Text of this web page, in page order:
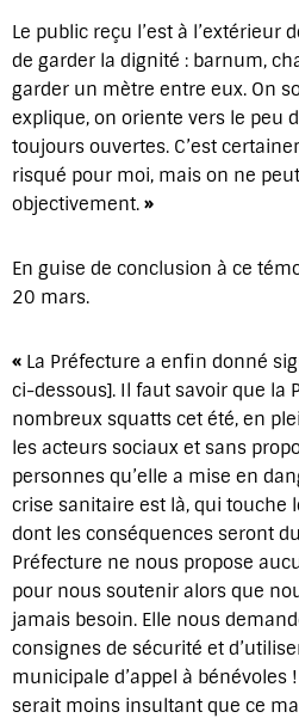
Le public reçu l’est à l’extérieur
de garder la dignité : barnum,
garder un mètre entre eux. On
explique, on oriente vers le peu
toujours ouvertes. C’est
risqué pour moi, mais on ne
objectivement. »
En guise de conclusion à ce
20 mars.
« La Préfecture a enfin donné
ci-dessous]. Il faut savoir que la
nombreux squatts cet été, en
les acteurs sociaux et sans
personnes qu’elle a mise en
crise sanitaire est là, qui touche
dont les conséquences seront
Préfecture ne nous propose
pour nous soutenir alors que
jamais besoin. Elle nous
consignes de sécurité et
municipale d’appel à bénévoles
serait moins insultant que ce